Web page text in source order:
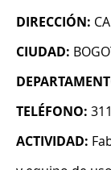
DIRECCIÓN:
CIUDAD:
TELÉFONO:
ACTIVIDAD: